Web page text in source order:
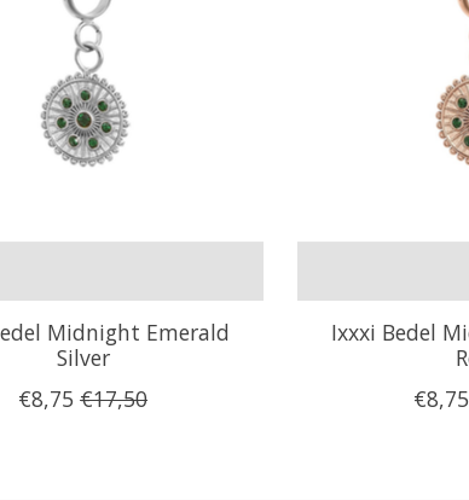
Midnight Emerald
Silver
€8,75 €17,50
Ixxxi Bedel
€8,75